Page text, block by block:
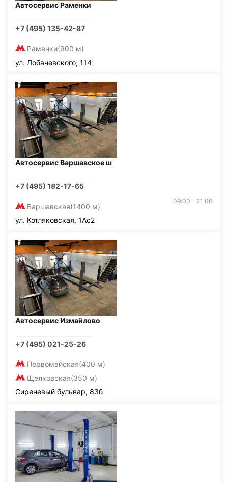
Автосервис Раменки
+7 (495) 135-42-87
Раменки(900 м)
ул. Лобачевского, 114
Автосервис Варшавское ш
+7 (495) 182-17-65
Варшавская(1400 м)
09:00 - 21:00
ул. Котляковская, 1Ас2
Автосервис Измайлово
+7 (495) 021-25-26
Первомайская(400 м)
Щелковская(350 м)
Сиреневый бульвар, 83б